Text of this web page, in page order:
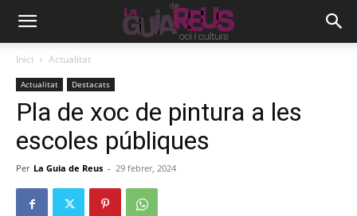
Inici Actualitat
Actualitat Destacats
Pla de xoc de pintura a les
escoles públiques
Per La Guia de Reus - 29 febrer, 2024